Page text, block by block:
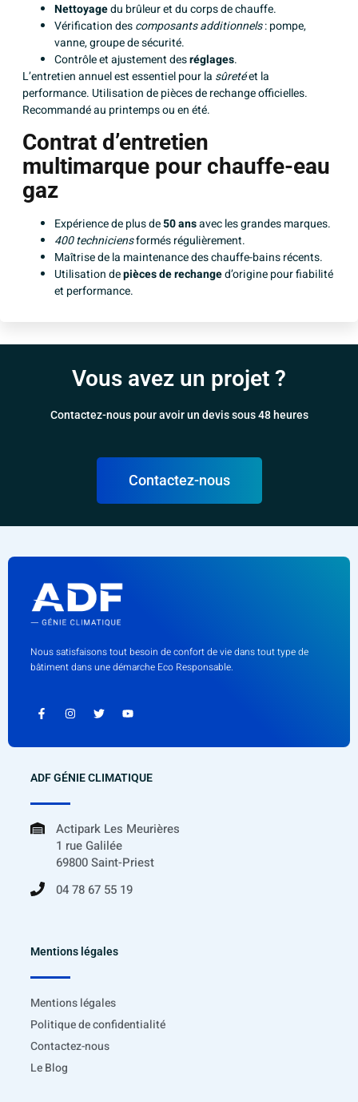
Nettoyagedu brûleur et du corps de chauffe.
Vérification descomposants additionnels: pompe,
vanne, groupe de sécurité.
Contrôle et ajustement desréglages.
L’entretien annuel est essentiel pour la sûretéet la
performance. Utilisation de pièces de rechange officielles.
Recommandé au printemps ou en été.
Contrat d’entretien
multimarque pour chauffe-eau
gaz
Expérience de plus de50 ansavec les grandes marques.
400 techniciensformés régulièrement.
Maîtrise de la maintenance des chauffe-bains récents.
Utilisation depièces de rechanged’origine pour fiabilité
et performance.
Vous avez un projet ?
Contactez-nous pour avoir un devis sous 48 heures
Contactez-nous
Nous satisfaisons tout besoin de confort de vie dans tout type de
bâtiment dans une démarche Eco Responsable.
ADF GÉNIE CLIMATIQUE
Actipark Les Meurières
1 rue Galilée
69800 Saint-Priest
04 78 67 55 19
Mentions légales
Mentions légales
Politique de confidentialité
Contactez-nous
Le Blog